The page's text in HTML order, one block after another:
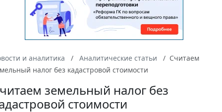
и аналитика Аналитические статьи
Считаем
налог без кадастровой стоимости
земельный налог без
стоимости